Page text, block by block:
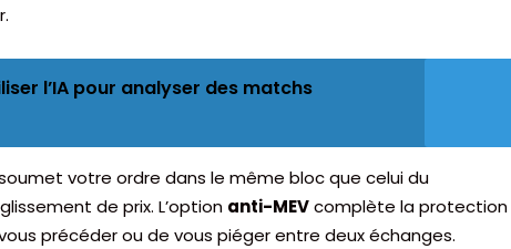
l’IA pour analyser des matchs
votre ordre dans le même bloc que celui du
de prix. L’option anti-MEVcomplète la protection
précéder ou de vous piéger entre deux échanges.